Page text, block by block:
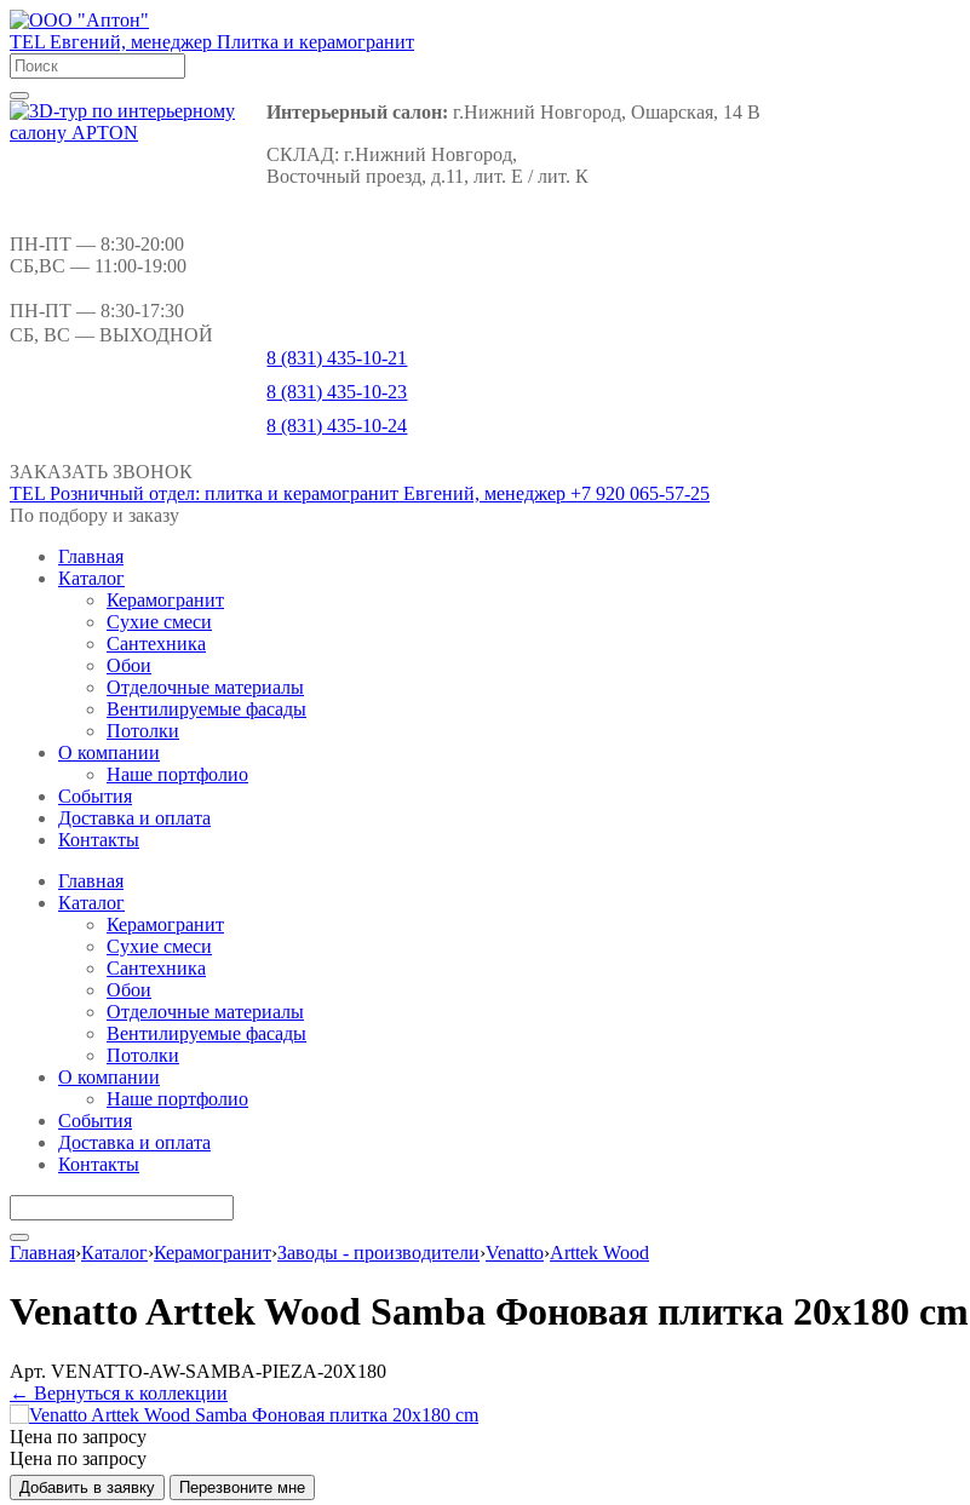
TEL Евгений, менеджер Плитка и керамогранит
Интерьерный салон: г.Нижний Новгород, Ошарская, 14 В
СКЛАД: г.Нижний Новгород,
Восточный проезд, д.11, лит. Е / лит. К
ПН-ПТ — 8:30-20:00
СБ,ВС — 11:00-19:00
ПН-ПТ — 8:30-17:30
СБ, ВС — ВЫХОДНОЙ
8 (831) 435-10-21
8 (831) 435-10-23
8 (831) 435-10-24
ЗАКАЗАТЬ ЗВОНОК
TEL Розничный отдел: плитка и керамогранит Евгений, менеджер +7 920 065-57-25
По подбору и заказу
Главная
Каталог
Керамогранит
Сухие смеси
Сантехника
Обои
Отделочные материалы
Вентилируемые фасады
Потолки
О компании
Наше портфолио
События
Доставка и оплата
Контакты
Главная
Каталог
Керамогранит
Сухие смеси
Сантехника
Обои
Отделочные материалы
Вентилируемые фасады
Потолки
О компании
Наше портфолио
События
Доставка и оплата
Контакты
Главная›Каталог›Керамогранит›Заводы - производители›Venatto›Arttek Wood
Venatto Arttek Wood Samba Фоновая плитка 20x180 cm
Арт. VENATTO-AW-SAMBA-PIEZA-20X180
← Вернуться к коллекции
Цена по запросу
Цена по запросу
Добавить в заявку Перезвоните мне